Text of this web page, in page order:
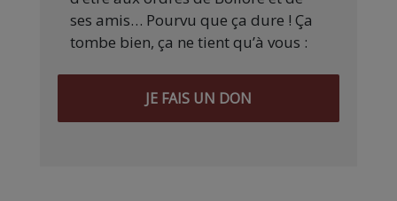
ses amis… Pourvu que ça dure ! Ça
tombe bien, ça ne tient qu’à vous :
JE FAIS UN DON